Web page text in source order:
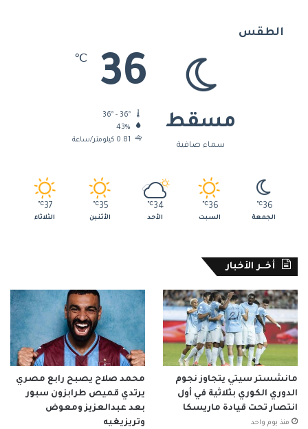
الطقس
مسقط
سماء صافية
36
℃
43%
0.81 كيلومتر/ساعة
36
℃
الجمعة
36
℃
السبت
34
℃
الأحد
35
℃
الأثنين
37
℃
الثلاثاء
أخــر الأخبار
مانشستر سيتي يتجاوز نجوم
الدوري الكوري بثلاثية في أول
انتصار تحت قيادة ماريسكا
منذ يوم واحد
محمد صلاح يصبح رابع مصري
يرتدي قميص طرابزون سبور
بعد عبدالعزيز ومعوض
وتريزيغيه